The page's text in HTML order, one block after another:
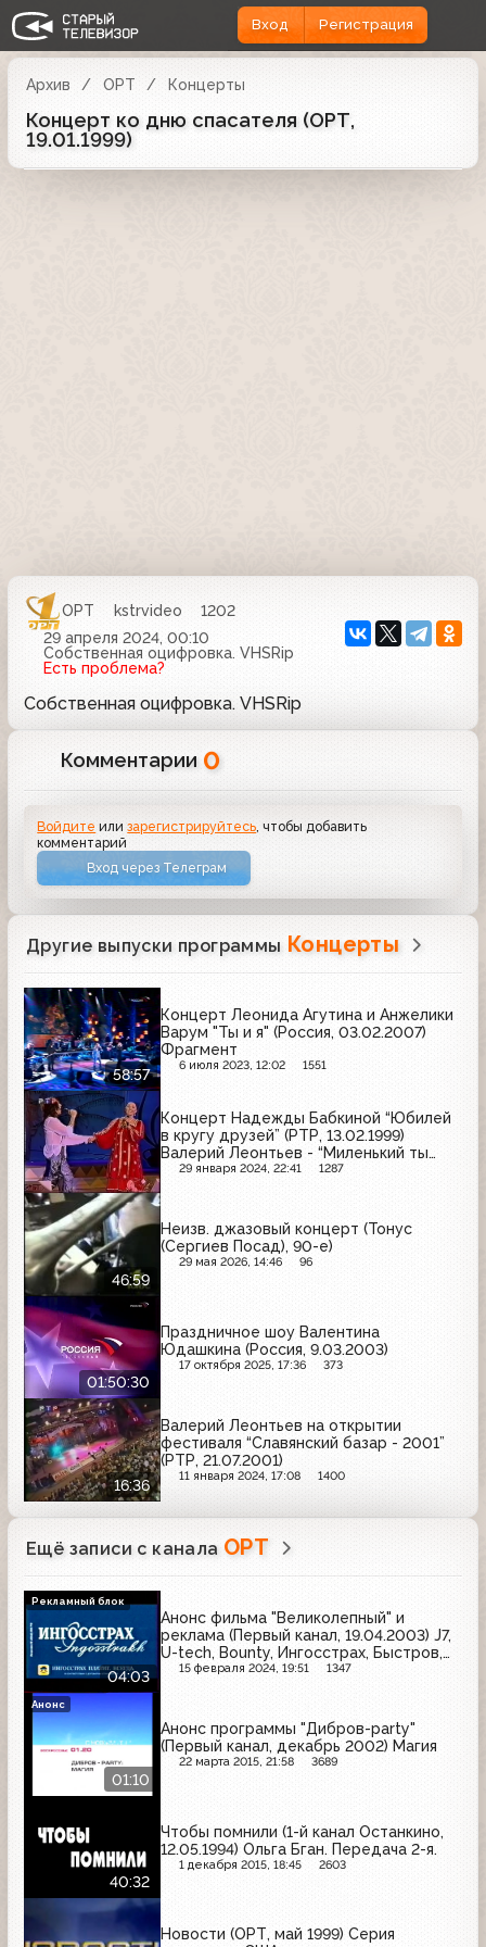
Вход Регистрация
Архив ОРТ Концерты
Концерт ко дню спасателя (ОРТ,
19.01.1999)
ОРТ kstrvideo
1202
29 апреля 2024, 00:10
Собственная оцифровка. VHSRip
Есть проблема?
Собственная оцифровка. VHSRip
Комментарии 0
Войдите илизарегистрируйтесь , чтобы добавить
комментарий
Вход через Телеграм
Другие выпуски программы Концерты
58:57
Концерт Леонида Агутина и Анжелики
Варум "Ты и я" (Россия, 03.02.2007)
Фрагмент
6 июля 2023, 12:02 1551
Концерт Надежды Бабкиной “Юбилей
в кругу друзей” (РТР, 13.02.1999)
Валерий Леонтьев - “Миленький ты
мой”, “Каждый хочет любить”
29 января 2024, 22:41 1287
46:59
Неизв. джазовый концерт (Тонус
(Сергиев Посад), 90-е)
29 мая 2026, 14:46 96
01:50:30
Праздничное шоу Валентина
Юдашкина (Россия, 9.03.2003)
17 октября 2025, 17:36 373
16:36
Валерий Леонтьев на открытии
фестиваля “Славянский базар - 2001”
(РТР, 21.07.2001)
11 января 2024, 17:08 1400
Ещё записи с канала ОРТ
04:03
Анонс фильма "Великолепный" и
реклама (Первый канал, 19.04.2003) J7,
U-tech, Bounty, Ингосстрах, Быстров,
Garnier, NEO, Art Moscow, Reflex,
15 февраля 2024, 19:51 1347
Рекламный блок
01:10
Анонс программы "Дибров-party"
(Первый канал, декабрь 2002) Магия
22 марта 2015, 21:58 3689
Анонс
40:32
Чтобы помнили (1-й канал Останкино,
12.05.1994) Ольга Бган. Передача 2-я.
1 декабря 2015, 18:45 2603
Новости (ОРТ, май 1999) Серия